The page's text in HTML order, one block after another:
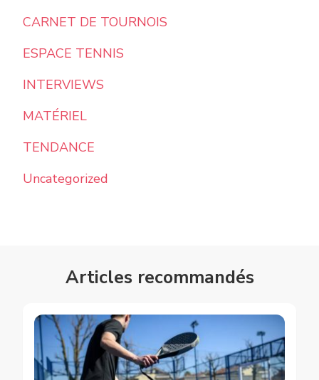
CARNET DE TOURNOIS
ESPACE TENNIS
INTERVIEWS
MATÉRIEL
TENDANCE
Uncategorized
Articles recommandés